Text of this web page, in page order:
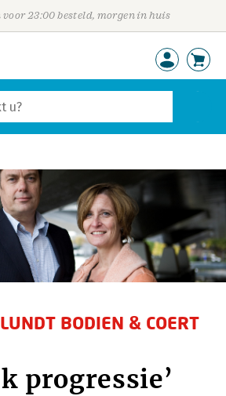
voor 23:00 besteld, morgen in huis
BODIEN & COERT
progressie’